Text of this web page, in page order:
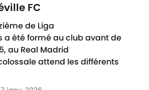
FC
de Liga
a été formé au club avant de
au Real Madrid
attend les différents